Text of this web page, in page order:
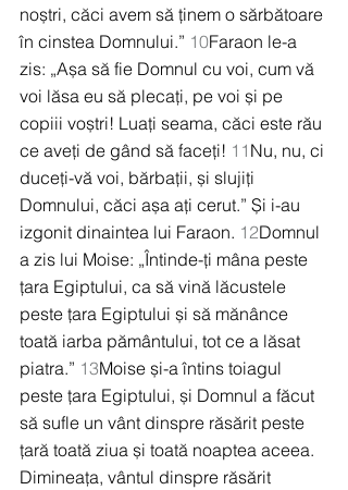
noștri, căci avem să ținem o sărbătoare
în cinstea Domnului.” 10Faraon le-a
zis: „Așa să fie Domnul cu voi, cum vă
voi lăsa eu să plecați, pe voi și pe
copiii voștri! Luați seama, căci este rău
ce aveți de gând să faceți! 11 Nu, nu, ci
duceți-vă voi, bărbații, și slujiți
Domnului, căci așa ați cerut.” Și i-au
izgonit dinaintea lui Faraon. 12Domnul
a zis lui Moise: „Întinde-ți mâna peste
țara Egiptului, ca să vină lăcustele
peste țara Egiptului și să mănânce
toată iarba pământului, tot ce a lăsat
piatra.” 13Moise și-a întins toiagul
peste țara Egiptului, și Domnul a făcut
să sufle un vânt dinspre răsărit peste
țară toată ziua și toată noaptea aceea.
Dimineața, vântul dinspre răsărit